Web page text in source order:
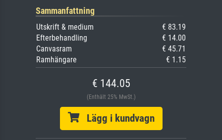
Sammanfattning
Utskrift & medium
€ 83.19
Efterbehandling
€ 14.00
Canvasram
€ 45.71
Ramhängare
€ 1.15
€ 144.05
(Enthält 25% MwSt.)
Lägg i kundvagn